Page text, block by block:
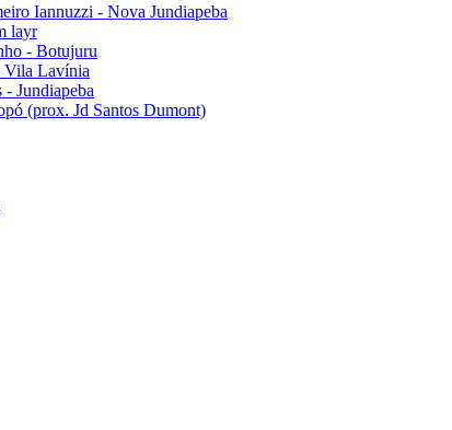
Iannuzzi - Nova Jundiapeba
layr
- Botujuru
Vila Lavínia
Jundiapeba
(prox. Jd Santos Dumont)